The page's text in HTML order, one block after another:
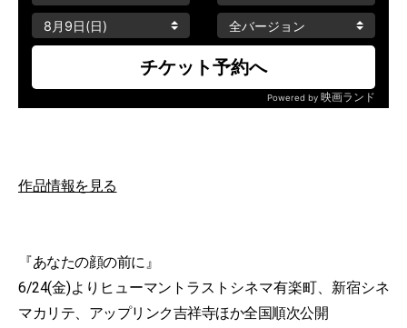
作品情報を見る
『あなたの顔の前に』
6/24(金)よりヒューマントラストシネマ有楽町、新宿シネ
マカリテ、アップリンク吉祥寺ほか全国順次公開